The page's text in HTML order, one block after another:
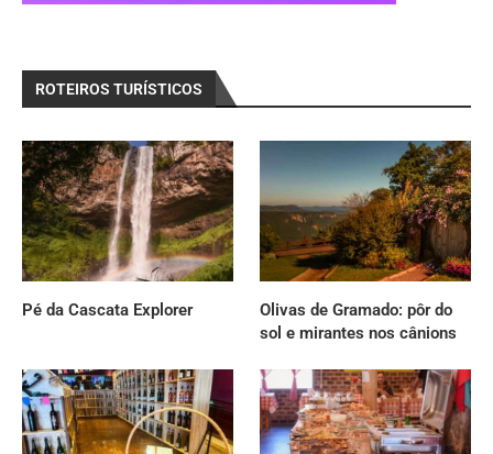
ROTEIROS TURÍSTICOS
Pé da Cascata Explorer
Olivas de Gramado: pôr do
sol e mirantes nos cânions